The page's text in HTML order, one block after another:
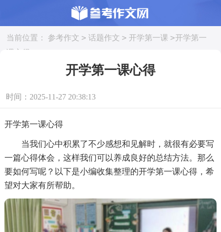
当前位置： 参考作文 > 话题作文 > 开学第一课 >开学第一
课心得
开学第一课心得
时间：2025-11-27 20:38:13
开学第一课心得
当我们心中积累了不少感想和见解时，就很有必要写
一篇心得体会，这样我们可以养成良好的总结方法。那么
要如何写呢？以下是小编收集整理的开学第一课心得，希
望对大家有所帮助。